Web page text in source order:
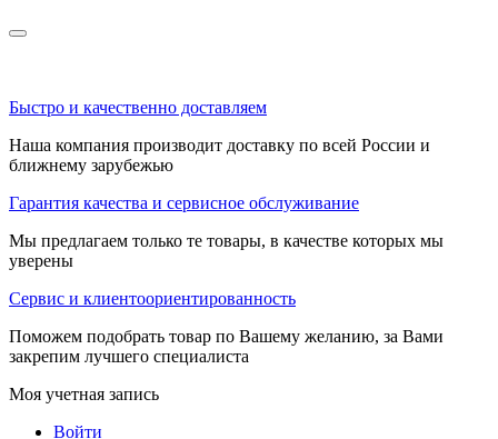
Быстро и качественно доставляем
Наша компания производит доставку по всей России и
ближнему зарубежью
Гарантия качества и сервисное обслуживание
Мы предлагаем только те товары, в качестве которых мы
уверены
Сервис и клиентоориентированность
Поможем подобрать товар по Вашему желанию, за Вами
закрепим лучшего специалиста
Моя учетная запись
Войти